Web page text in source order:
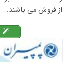
از فروش می باشند.